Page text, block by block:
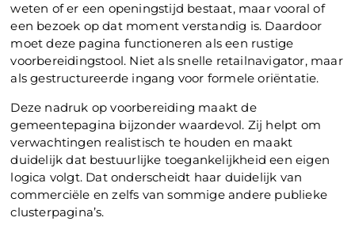
weten of er een openingstijd bestaat, maar vooral of
een bezoek op dat moment verstandig is. Daardoor
moet deze pagina functioneren als een rustige
voorbereidingstool. Niet als snelle retailnavigator, maar
als gestructureerde ingang voor formele oriëntatie.
Deze nadruk op voorbereiding maakt de
gemeentepagina bijzonder waardevol. Zij helpt om
verwachtingen realistisch te houden en maakt
duidelijk dat bestuurlijke toegankelijkheid een eigen
logica volgt. Dat onderscheidt haar duidelijk van
commerciële en zelfs van sommige andere publieke
clusterpagina’s.